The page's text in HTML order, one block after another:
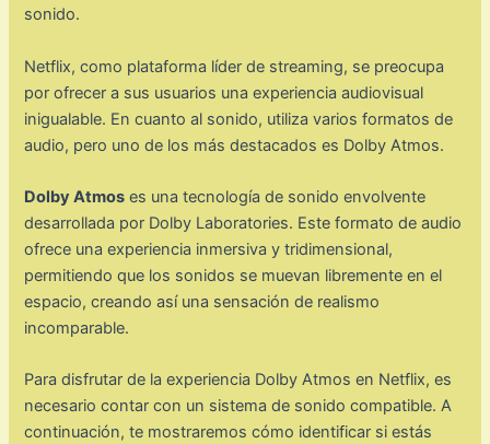
sonido.
Netflix, como plataforma líder de streaming, se preocupa
por ofrecer a sus usuarios una experiencia audiovisual
inigualable. En cuanto al sonido, utiliza varios formatos de
audio, pero uno de los más destacados es Dolby Atmos.
Dolby Atmos es una tecnología de sonido envolvente
desarrollada por Dolby Laboratories. Este formato de audio
ofrece una experiencia inmersiva y tridimensional,
permitiendo que los sonidos se muevan libremente en el
espacio, creando así una sensación de realismo
incomparable.
Para disfrutar de la experiencia Dolby Atmos en Netflix, es
necesario contar con un sistema de sonido compatible. A
continuación, te mostraremos cómo identificar si estás